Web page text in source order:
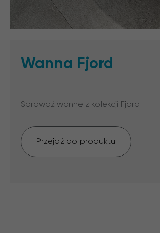
Wanna Fjord
Sprawdź wannę z kolekcji Fjord
Przejdź do produktu